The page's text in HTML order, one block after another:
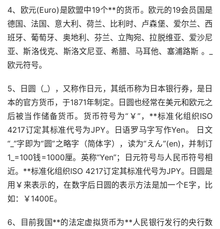
4、欧元(Euro)是欧盟中19个**的货币。欧元的19会员国是
德国、法国、意大利、荷兰、比利时、卢森堡、爱尔兰、西
班牙、葡萄牙、奥地利、芬兰、立陶宛、拉脱维亚、爱沙尼
亚、斯洛伐克、斯洛文尼亚、希腊、马耳他、塞浦路斯 。_
欧元符号。
5、日圆（_），又称作日元，其纸币称为日本银行券，是日
本的官方货币，于1871年制定。日圆也经常在美元和欧元之
后被当作储备货币。货币符号为“￥”，**标准化组织ISO
4217订定其标准代号为JPY。日语罗马字写作Yen。 日文
“_”字即为“圆”之略字（简体字），读为“えん”(en)，并制订
1_=100钱=1000厘。英称“Yen”；日元符号与人民币符号相
近。**标准化组织ISO 4217订定其标准代号为JPY。日圆是
用￥来表示的，在数字后日圆的表示方法是加一个E字，比
如：￥1400E。
6、目前我国**的法定虚拟货币为**人民银行发行的央行数